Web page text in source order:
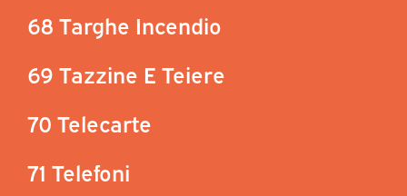
68 Targhe Incendio
69 Tazzine E Teiere
70 Telecarte
71 Telefoni